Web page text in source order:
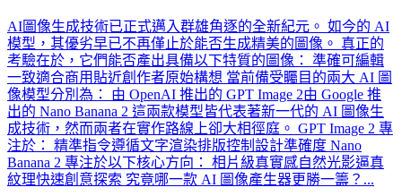
AI圖像生成技術已正式邁入群雄角逐的全新紀元。 如今的 AI
模型，其優劣早已不再僅止於能否生成精美的圖像。 真正的
考驗在於，它們能否產出具備以下特質的圖像： 準確可編輯
一致適合商用貼近創作者原始構想 當前備受矚目的兩大 AI 圖
像模型分別為： 由 OpenAI 推出的 GPT Image 2由 Google 推
出的 Nano Banana 2 這兩款模型皆代表著新一代的 AI 圖像生
成技術，然而兩者在實作路線上卻大相徑庭。 GPT Image 2 專
注於： 精準指令遵循文字渲染排版控制設計準確度 Nano
Banana 2 專注於以下核心方向： 相片級真實感自然光影逼真
紋理快速創意探索 究竟哪一款 AI 圖像產生器更勝一籌？...